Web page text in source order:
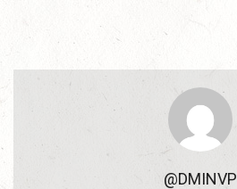
@DMINVP